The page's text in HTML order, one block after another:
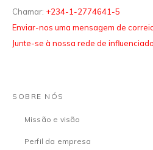
Chamar: +234-1-2774641-5
Enviar-nos uma mensagem de
Junte-se à nossa rede de
SOBRE NÓS
Missão e visão
Perfil da empresa